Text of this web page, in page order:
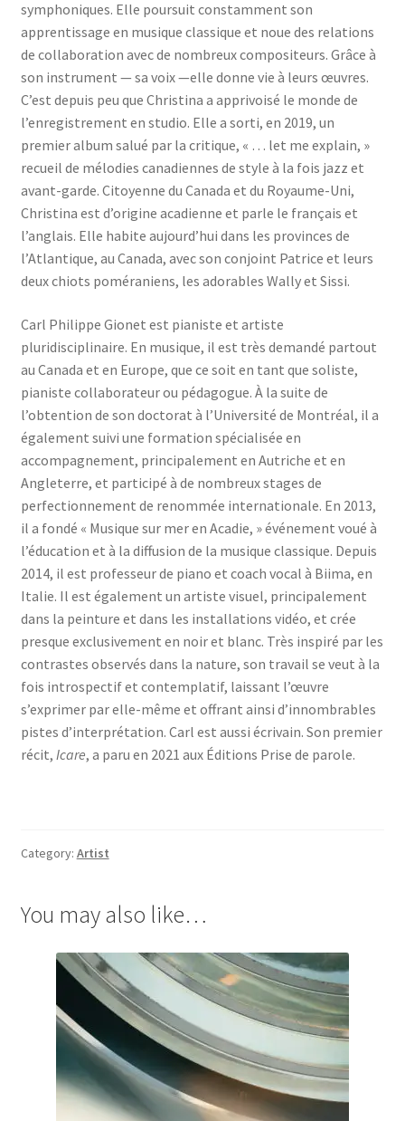
symphoniques. Elle poursuit constamment son
apprentissage en musique classique et noue des relations
de collaboration avec de nombreux compositeurs. Grâce à
son instrument — sa voix —elle donne vie à leurs œuvres.
C’est depuis peu que Christina a apprivoisé le monde de
l’enregistrement en studio. Elle a sorti, en 2019, un
premier album salué par la critique, « … let me explain, »
recueil de mélodies canadiennes de style à la fois jazz et
avant-garde. Citoyenne du Canada et du Royaume-Uni,
Christina est d’origine acadienne et parle le français et
l’anglais. Elle habite aujourd’hui dans les provinces de
l’Atlantique, au Canada, avec son conjoint Patrice et leurs
deux chiots poméraniens, les adorables Wally et Sissi.
Carl Philippe Gionet est pianiste et artiste
pluridisciplinaire. En musique, il est très demandé partout
au Canada et en Europe, que ce soit en tant que soliste,
pianiste collaborateur ou pédagogue. À la suite de
l’obtention de son doctorat à l’Université de Montréal, il a
également suivi une formation spécialisée en
accompagnement, principalement en Autriche et en
Angleterre, et participé à de nombreux stages de
perfectionnement de renommée internationale. En 2013,
il a fondé « Musique sur mer en Acadie, » événement voué à
l’éducation et à la diffusion de la musique classique. Depuis
2014, il est professeur de piano et coach vocal à Biima, en
Italie. Il est également un artiste visuel, principalement
dans la peinture et dans les installations vidéo, et crée
presque exclusivement en noir et blanc. Très inspiré par les
contrastes observés dans la nature, son travail se veut à la
fois introspectif et contemplatif, laissant l’œuvre
s’exprimer par elle-même et offrant ainsi d’innombrables
pistes d’interprétation. Carl est aussi écrivain. Son premier
récit, Icare, a paru en 2021 aux Éditions Prise de parole.
Category: Artist
You may also like…